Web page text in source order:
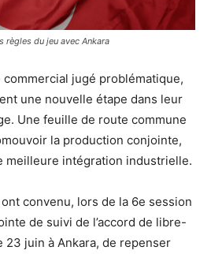
règles du jeu avec Ankara
jugé problématique,
une nouvelle étape dans leur
Une feuille de route commune
la production conjointe,
meilleure intégration industrielle.
convenu, lors de la 6e session
de suivi de l’accord de libre-
23 juin à Ankara, de repenser